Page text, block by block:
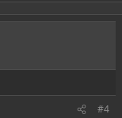
#4